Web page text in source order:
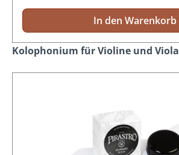
In den Warenkorb
Produktgalerie überspringen
Kolophonium für Violine und Viola